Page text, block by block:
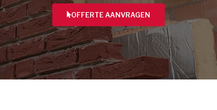
OFFERTE AANVRAGEN